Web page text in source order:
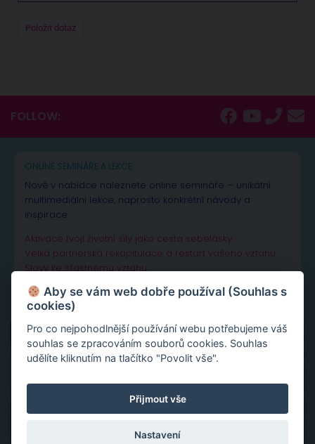
Položit dotaz
FOLLOW:
ONLINE SEMINÁŘE A LEKCE
Nově v nabídce naleznete online semináře – unikátní
multimediální lekce, naprosto konkrétní návody a
inspirace.
Aktivace tvojí životní síly jako cesta sebelásky
Velká partnerská rekapitulace a restart vašeho vztahu
Slovy ke šťastnému vztahu
Aby se vám web dobře používal (Souhlas s
cookies)
Pro co nejpohodlnější používání webu potřebujeme váš
souhlas se zpracováním souborů cookies. Souhlas
udělíte kliknutím na tlačítko "Povolit vše".
Přijmout vše
Nastavení